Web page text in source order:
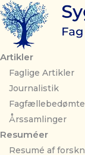
Gå
til
indholdet
Artikler
Faglige Artikler
Journalistik
Fagfællebedømte
Årssamlinger
Resuméer
Resumé af